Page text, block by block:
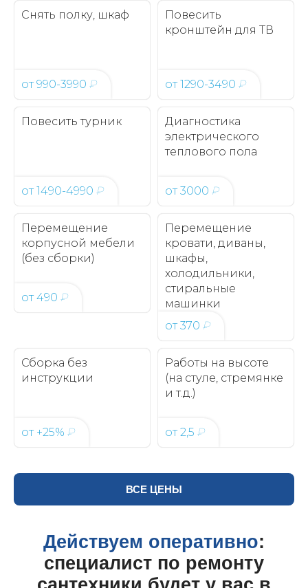
Снять полку, шкаф
от990-3990 ₽
Повесить
кронштейн для ТВ
от1290-3490 ₽
Повесить турник
от1490-4990 ₽
Диагностика
электрического
теплового пола
от3000 ₽
Перемещение
корпусной мебели
(без сборки)
от490 ₽
Перемещение
кровати, диваны,
шкафы,
холодильники,
стиральные
машинки
от370 ₽
Сборка без
инструкции
от +25% ₽
Работы на высоте
(на стуле, стремянке
и т.д.)
от2,5 ₽
ВСЕ ЦЕНЫ
Действуем оперативно:
специалист по ремонту